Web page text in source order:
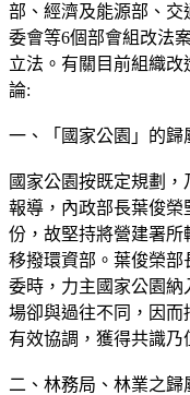
部、經濟及能源部、
委會等6個部會組改法
立法。有關目前組織
論:
一、「國家公園」的歸
國家公園按既定規劃
報導，內政部長葉俊
份，故堅持將營建署所
移撥環資部。葉俊榮部
委時，力主國家公園
場卻與過往不同，因
有效協調，獲得共識乃
二、林務局、林業之